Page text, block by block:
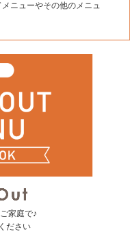
ニューやその他のメニュ
家庭で♪
ださい